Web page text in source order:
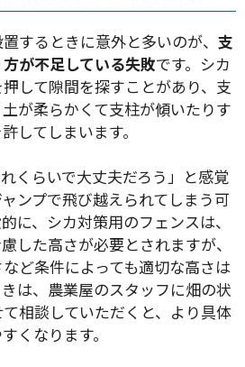
するときに意外と多いのが、 支
が不足している失敗です。シカ
して隙間を探すことがあり、支
が柔らかくて支柱が傾いたりす
してしまいます。
くらいで大丈夫だろう」と感覚
ンプで飛び越えられてしまう可
に、シカ対策用のフェンスは、
した高さが必要とされますが、
ど条件によっても適切な高さは
は、農業屋のスタッフに畑の状
相談していただくと、より具体
くなります。